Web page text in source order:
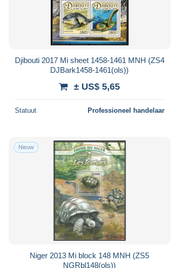
Djibouti 2017 Mi sheet 1458-1461 MNH (ZS4
DJBark1458-1461(ols))
± US$ 5,65
Statuut Professioneel handelaar
Nieuw
Niger 2013 Mi block 148 MNH (ZS5
NGRbl148(ols))